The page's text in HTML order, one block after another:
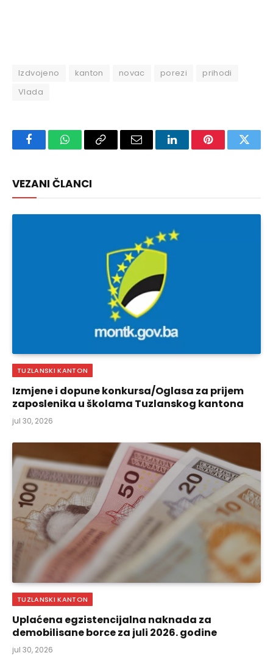
Izdvojeno kanton novac porezi
prihodi
Vlada
FacebookWhatsAppCopy
Email LinkedInPinterest
VEZANI ČLANCI
TUZLANSKI KANTON
Izmjene i dopune konkursa/Oglasa za prijem
zaposlenika u školama Tuzlanskog kantona
jul 30, 2026
TUZLANSKI KANTON
Uplaćena egzistencijalna naknada za
demobilisane borce za juli 2026. godine
jul 30, 2026